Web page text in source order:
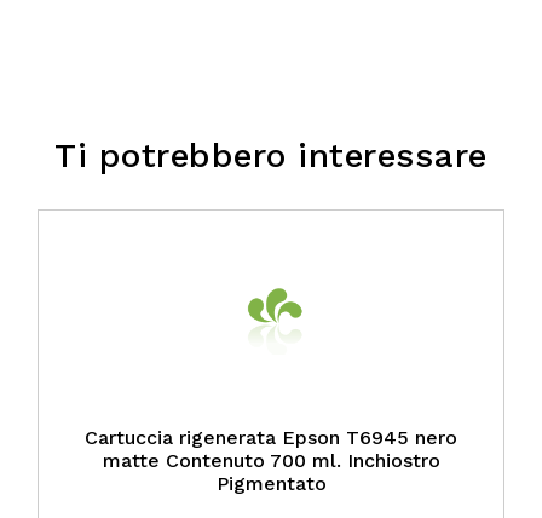
Ti potrebbero interessare
Cartuccia rigenerata Epson T6945 nero
matte Contenuto 700 ml. Inchiostro
Pigmentato